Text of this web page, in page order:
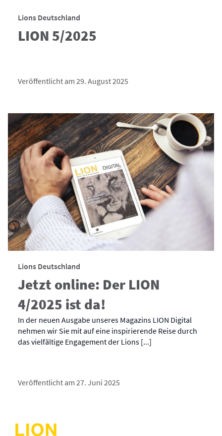
Lions Deutschland
LION 5/2025
Veröffentlicht am 29. August 2025
Lions Deutschland
Jetzt online: Der LION
4/2025 ist da!
In der neuen Ausgabe unseres Magazins LION Digital
nehmen wir Sie mit auf eine inspirierende Reise durch
das vielfältige Engagement der Lions [...]
Veröffentlicht am 27. Juni 2025